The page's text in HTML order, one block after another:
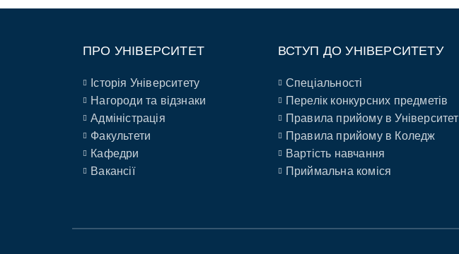
ПРО УНІВЕРСИТЕТ
Історія Університету
Нагороди та відзнаки
Адміністрація
Факультети
Кафедри
Вакансії
ВСТУП ДО УНІВЕРСИТЕТУ
Спеціальності
Перелік конкурсних предметів
Правила прийому в Університет
Правила прийому в Коледж
Вартість навчання
Приймальна коміся